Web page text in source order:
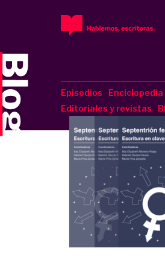
Episodios Enciclopedia
Editoriales y revistas